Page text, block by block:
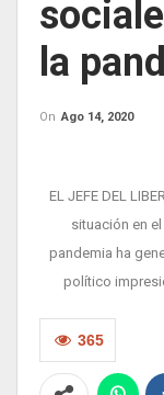
la
On Ago 14, 2020
EL JEFE DEL
situación en
pandemia ha
político
365